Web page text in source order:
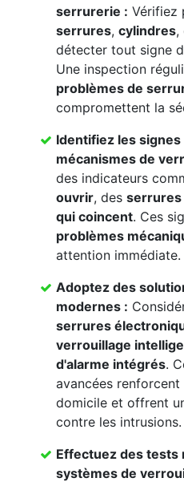
serrurerie : Vérifiez
serrures, cylindres,
détecter tout signe
Une inspection
problèmes de
compromettent la
Identifiez les
mécanismes de
des indicateurs
ouvrir, des
qui coincent. Ces
problèmes
attention immédiate.
Adoptez des
modernes :
serrures
verrouillage
d'alarme intégrés.
avancées renforcent
domicile et offrent
contre les intrusions.
Effectuez des tests
systèmes de